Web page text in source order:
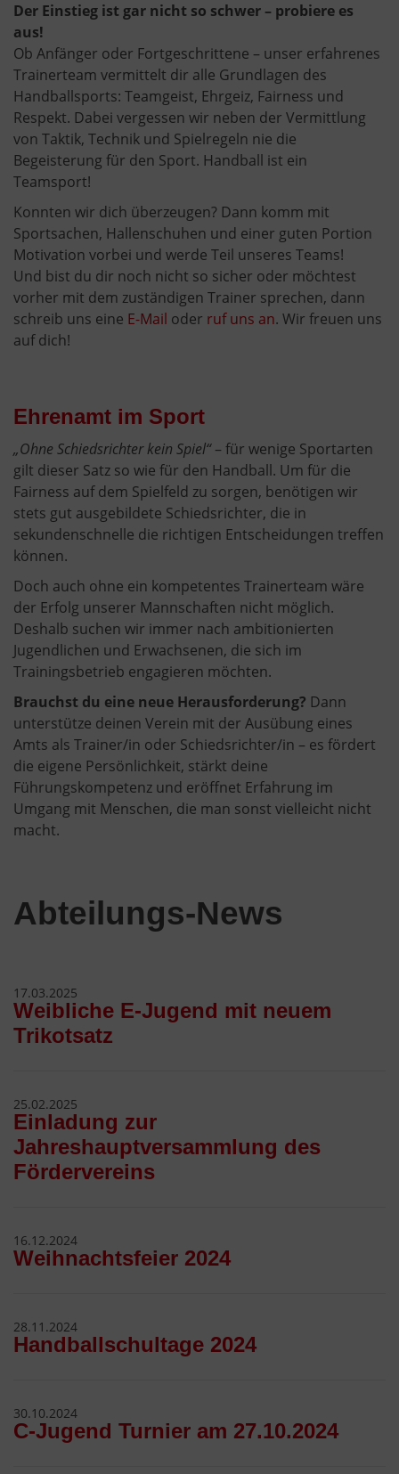
Der Einstieg ist gar nicht so schwer – probiere es
aus!
Ob Anfänger oder Fortgeschrittene – unser erfahrenes
Trainerteam vermittelt dir alle Grundlagen des
Handballsports: Teamgeist, Ehrgeiz, Fairness und
Respekt. Dabei vergessen wir neben der Vermittlung
von Taktik, Technik und Spielregeln nie die
Begeisterung für den Sport. Handball ist ein
Teamsport!
Konnten wir dich überzeugen? Dann komm mit
Sportsachen, Hallenschuhen und einer guten Portion
Motivation vorbei und werde Teil unseres Teams!
Und bist du dir noch nicht so sicher oder möchtest
vorher mit dem zuständigen Trainer sprechen, dann
schreib uns eine E-Mail oder ruf uns an. Wir freuen uns
auf dich!
Ehrenamt im Sport
„Ohne Schiedsrichter kein Spiel“– für wenige Sportarten
gilt dieser Satz so wie für den Handball. Um für die
Fairness auf dem Spielfeld zu sorgen, benötigen wir
stets gut ausgebildete Schiedsrichter, die in
sekundenschnelle die richtigen Entscheidungen treffen
können.
Doch auch ohne ein kompetentes Trainerteam wäre
der Erfolg unserer Mannschaften nicht möglich.
Deshalb suchen wir immer nach ambitionierten
Jugendlichen und Erwachsenen, die sich im
Trainingsbetrieb engagieren möchten.
Brauchst du eine neue Herausforderung? Dann
unterstütze deinen Verein mit der Ausübung eines
Amts als Trainer/in oder Schiedsrichter/in – es fördert
die eigene Persönlichkeit, stärkt deine
Führungskompetenz und eröffnet Erfahrung im
Umgang mit Menschen, die man sonst vielleicht nicht
macht.
Abteilungs-News
17.03.2025
Weibliche E-Jugend mit neuem
Trikotsatz
25.02.2025
Einladung zur
Jahreshauptversammlung des
Fördervereins
16.12.2024
Weihnachtsfeier 2024
28.11.2024
Handballschultage 2024
30.10.2024
C-Jugend Turnier am 27.10.2024